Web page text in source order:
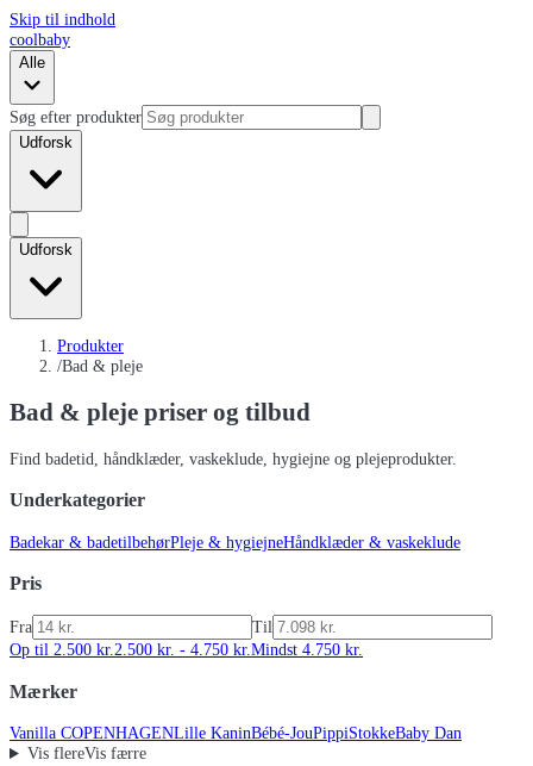
Skip til indhold
coolbaby
Alle
Søg efter produkter
Udforsk
Udforsk
Produkter
/Bad & pleje
Bad & pleje priser og tilbud
Find badetid, håndklæder, vaskeklude, hygiejne og plejeprodukter.
Underkategorier
Badekar & badetilbehørPleje & hygiejneHåndklæder & vaskeklude
Pris
Fra
Til
Op til 2.500 kr.2.500 kr. - 4.750 kr.Mindst 4.750 kr.
Mærker
Vanilla COPENHAGENLille KaninBébé-JouPippiStokkeBaby Dan
Vis flereVis færre